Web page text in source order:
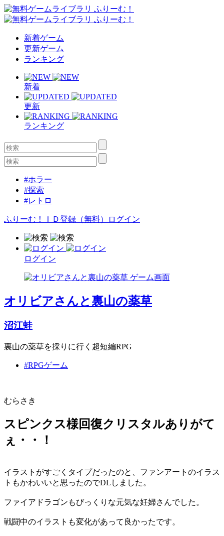
新着ゲーム
更新ゲーム
ランキング
新着
更新
ランキング
#ホラー
#探索
#レトロ
ふりーむ！ＩＤ登録（無料） ログイン
ログイン
オリビアさんと裏山の薬草
沼江蛙
裏山の薬草を採りに行く超短編RPG
#RPGゲーム
むらさき
スピンクス様回復クリスタルありがて
ぇ・・！
イラストがすごくタイプだったのと、ファンアートのイラス
トもかわいいと思ったのでDLしました。
ファイアドラゴンもびっくりな元気な妊婦さんでした。
戦闘中のイラストも変化があって良かったです。